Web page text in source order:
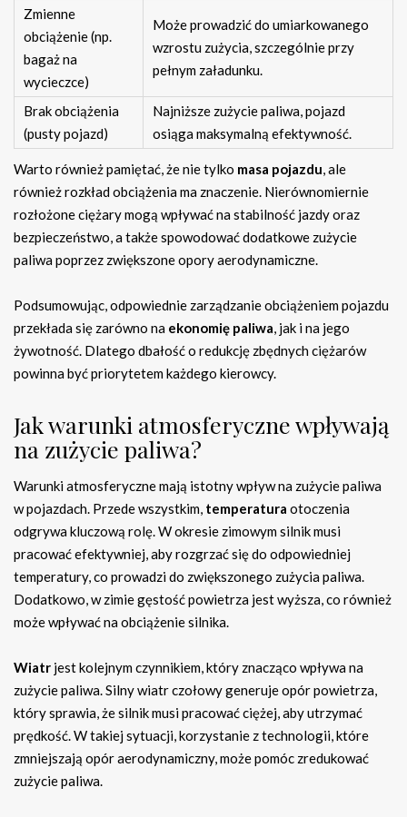
Zmienne
obciążenie (np.
bagaż na
wycieczce)
Może prowadzić do umiarkowanego
wzrostu zużycia, szczególnie przy
pełnym załadunku.
Brak obciążenia
(pusty pojazd)
Najniższe zużycie paliwa, pojazd
osiąga maksymalną efektywność.
Warto również pamiętać, że nie tylko masa pojazdu, ale
również rozkład obciążenia ma znaczenie. Nierównomiernie
rozłożone ciężary mogą wpływać na stabilność jazdy oraz
bezpieczeństwo, a także spowodować dodatkowe zużycie
paliwa poprzez zwiększone opory aerodynamiczne.
Podsumowując, odpowiednie zarządzanie obciążeniem pojazdu
przekłada się zarówno na ekonomię paliwa, jak i na jego
żywotność. Dlatego dbałość o redukcję zbędnych ciężarów
powinna być priorytetem każdego kierowcy.
Jak warunki atmosferyczne wpływają
na zużycie paliwa?
Warunki atmosferyczne mają istotny wpływ na zużycie paliwa
w pojazdach. Przede wszystkim, temperatura otoczenia
odgrywa kluczową rolę. W okresie zimowym silnik musi
pracować efektywniej, aby rozgrzać się do odpowiedniej
temperatury, co prowadzi do zwiększonego zużycia paliwa.
Dodatkowo, w zimie gęstość powietrza jest wyższa, co również
może wpływać na obciążenie silnika.
Wiatr jest kolejnym czynnikiem, który znacząco wpływa na
zużycie paliwa. Silny wiatr czołowy generuje opór powietrza,
który sprawia, że silnik musi pracować ciężej, aby utrzymać
prędkość. W takiej sytuacji, korzystanie z technologii, które
zmniejszają opór aerodynamiczny, może pomóc zredukować
zużycie paliwa.